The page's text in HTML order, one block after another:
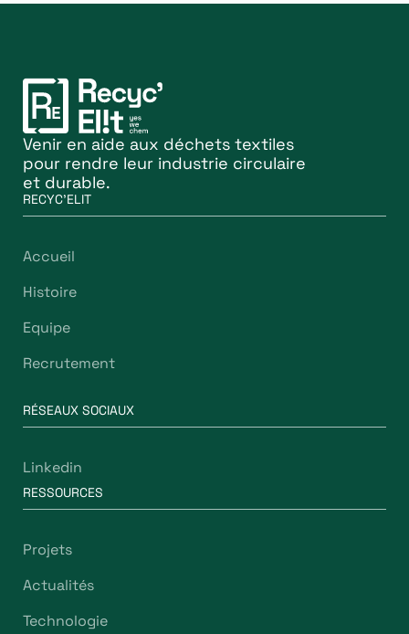
Venir en aide aux déchets textiles
pour rendre leur industrie circulaire
et durable.
RECYC'ELIT
Accueil
Histoire
Equipe
Recrutement
RÉSEAUX SOCIAUX
Linkedin
RESSOURCES
Projets
Actualités
Technologie